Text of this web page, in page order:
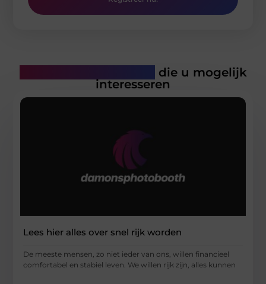
die u mogelijk
interesseren
Lees hier alles over snel rijk worden
De meeste mensen, zo niet ieder van ons, willen financieel
comfortabel en stabiel leven. We willen rijk zijn, alles kunnen